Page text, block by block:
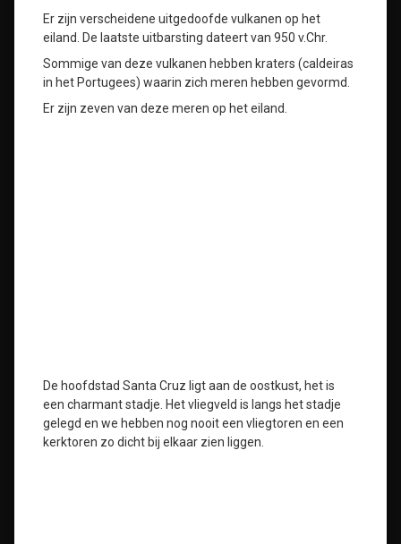
Er zijn verscheidene uitgedoofde vulkanen op het
eiland. De laatste uitbarsting dateert van 950 v.Chr.
Sommige van deze vulkanen hebben kraters (caldeiras
in het Portugees) waarin zich meren hebben gevormd.
Er zijn zeven van deze meren op het eiland.
De hoofdstad Santa Cruz ligt aan de oostkust, het is
een charmant stadje. Het vliegveld is langs het stadje
gelegd en we hebben nog nooit een vliegtoren en een
kerktoren zo dicht bij elkaar zien liggen.